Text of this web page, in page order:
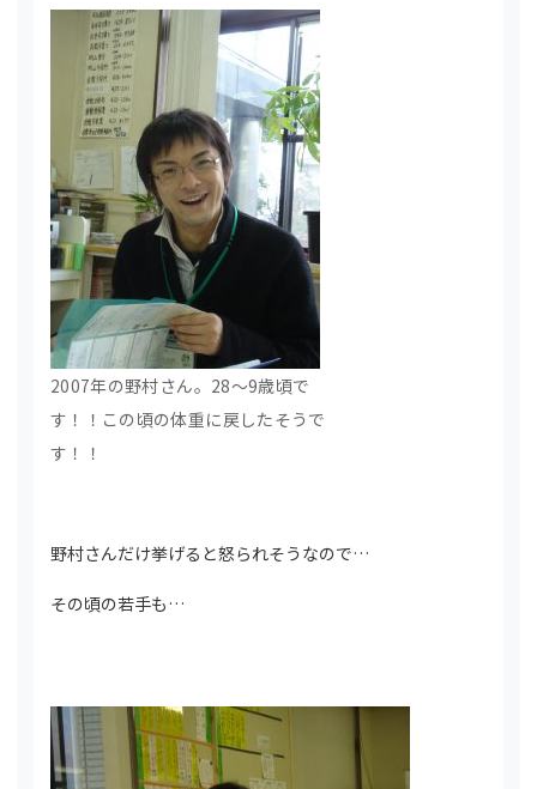
2007年の野村さん。28～9歳頃で
す！！この頃の体重に戻したそうで
す！！
野村さんだけ挙げると怒られそうなので…
その頃の若手も…